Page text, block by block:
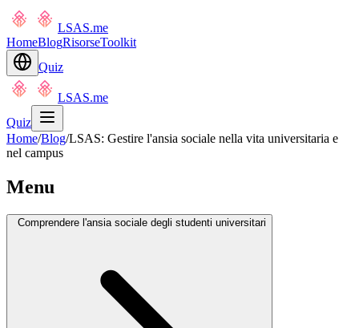
LSAS.me
HomeBlogRisorseToolkit
Quiz
LSAS.me
Quiz
Home/Blog/LSAS: Gestire l'ansia sociale nella vita universitaria e
nel campus
Menu
Comprendere l'ansia sociale degli studenti universitari